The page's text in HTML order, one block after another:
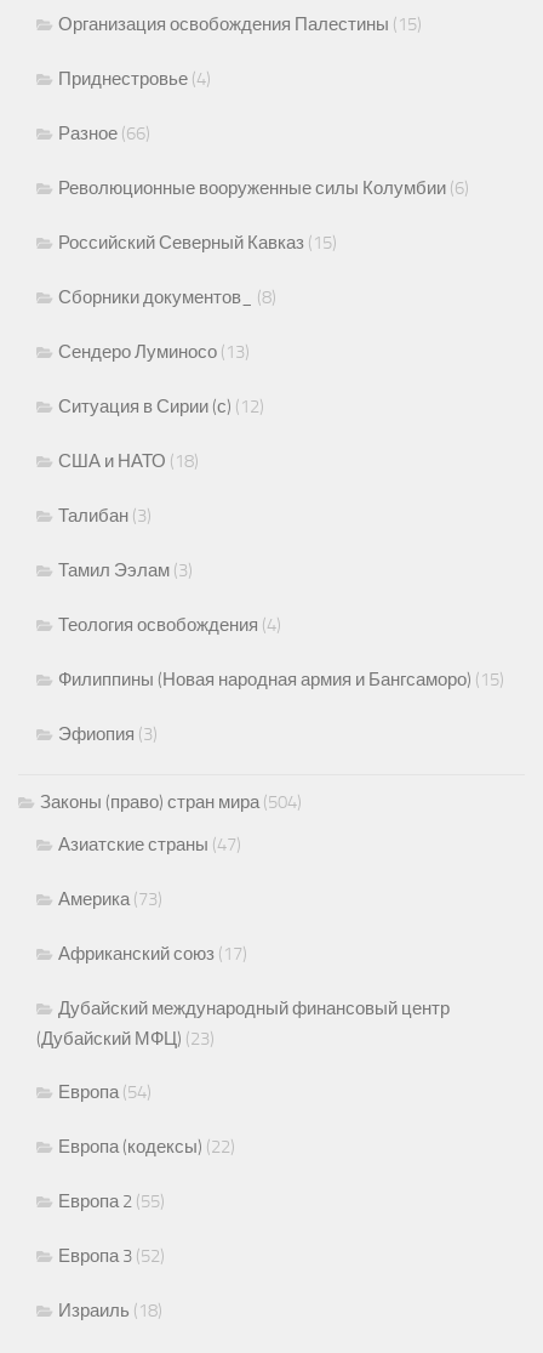
Организация освобождения Палестины (15)
Приднестровье (4)
Разное (66)
Революционные вооруженные силы Колумбии (6)
Российский Северный Кавказ (15)
Сборники документов_ (8)
Сендеро Луминосо (13)
Ситуация в Сирии (с) (12)
США и НАТО (18)
Талибан (3)
Тамил Ээлам (3)
Теология освобождения (4)
Филиппины (Новая народная армия и Бангсаморо) (15)
Эфиопия (3)
Законы (право) стран мира(504)
Азиатские страны (47)
Америка(73)
Африканский союз (17)
Дубайский международный финансовый центр
(Дубайский МФЦ) (23)
Европа(54)
Европа (кодексы) (22)
Европа 2 (55)
Европа 3 (52)
Израиль (18)